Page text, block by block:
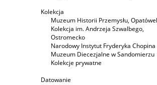
Kolekcja
Muzeum Historii Przemysłu,
Kolekcja im. Andrzeja Szwalbego,
Ostromecko
Narodowy Instytut Fryderyka Chopina
Muzeum Diecezjalne w Sandomierzu
Kolekcje prywatne
Datowanie